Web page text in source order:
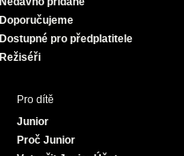
Doporučujeme
Dostupné pro předplatitele
Režiséři
Pro dítě
Junior
Proč Junior